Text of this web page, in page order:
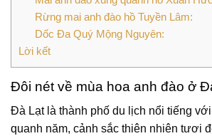
Rừng mai anh đào hồ Tuyền Lâm:
Dốc Đa Quý Mộng Nguyên:
Lời kết
Đôi nét về mùa hoa anh đào ở
Đà Lạt là thành phố du lịch nổi tiếng
quanh năm, cảnh sắc thiên nhiên tươi